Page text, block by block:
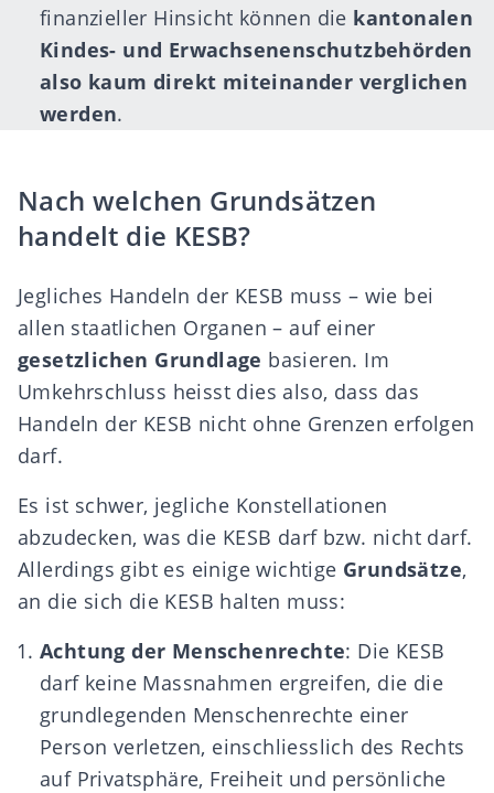
finanzieller Hinsicht können die kantonalen
Kindes- und Erwachsenenschutzbehörden
also kaum direkt miteinander verglichen
werden.
Nach welchen Grundsätzen
handelt die KESB?
Jegliches Handeln der KESB muss – wie bei
allen staatlichen Organen – auf einer
gesetzlichen Grundlage basieren. Im
Umkehrschluss heisst dies also, dass das
Handeln der KESB nicht ohne Grenzen erfolgen
darf.
Es ist schwer, jegliche Konstellationen
abzudecken, was die KESB darf bzw. nicht darf.
Allerdings gibt es einige wichtige Grundsätze,
an die sich die KESB halten muss:
Achtung der Menschenrechte: Die KESB
darf keine Massnahmen ergreifen, die die
grundlegenden Menschenrechte einer
Person verletzen, einschliesslich des Rechts
auf Privatsphäre, Freiheit und persönliche